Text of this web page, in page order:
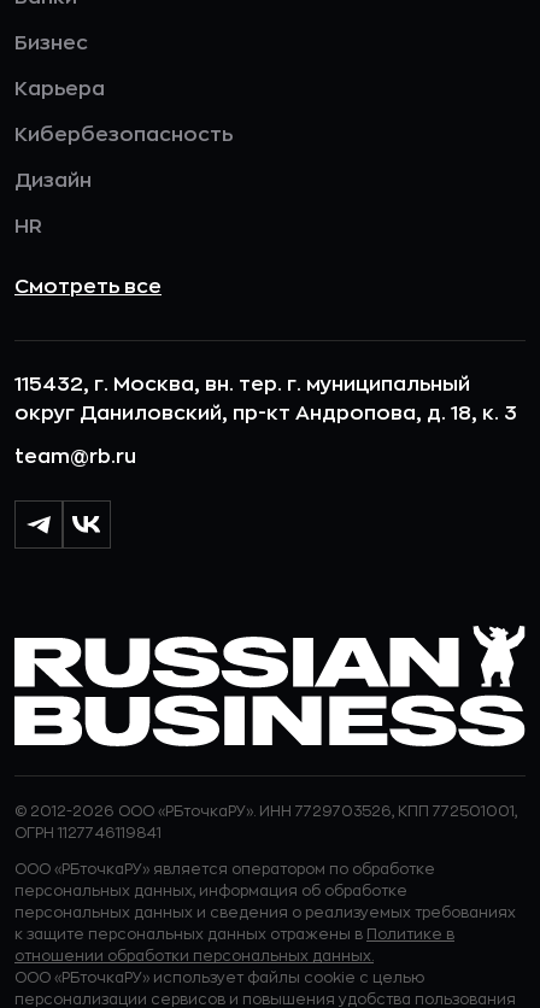
Бизнес
Карьера
Кибербезопасность
Дизайн
HR
Смотреть все
115432, г. Москва, вн. тер. г. муниципальный
округ Даниловский, пр-кт Андропова, д. 18, к. 3
team@rb.ru
© 2012-2026 ООО «РБточкаРУ». ИНН 7729703526, КПП 772501001,
ОГРН 1127746119841
ООО «РБточкаРУ» является оператором по обработке
персональных данных, информация об обработке
персональных данных и сведения о реализуемых требованиях
к защите персональных данных отражены в Политике в
отношении обработки персональных данных.
ООО «РБточкаРУ» использует файлы cookie с целью
персонализации сервисов и повышения удобства пользования